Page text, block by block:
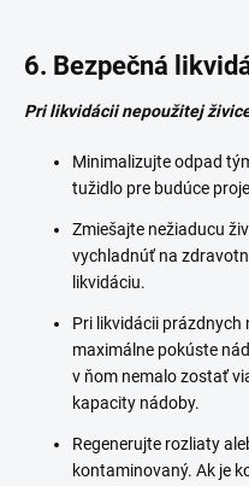
6. Bezpečná
Pri likvidácii nepoužitej
Minimalizujte odpad
tužidlo pre budúce
Zmiešajte nežiaducu
vychladnúť na
likvidáciu.
Pri likvidácii prázdnych
maximálne pokúste
v ňom nemalo zostať
kapacity nádoby.
Regenerujte rozliaty
kontaminovaný. Ak je